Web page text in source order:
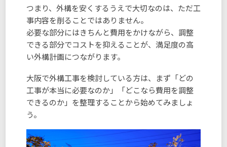
つまり、外構を安くするうえで大切なのは、ただ工
事内容を削ることではありません。
必要な部分にはきちんと費用をかけながら、調整
できる部分でコストを抑えることが、満足度の高
い外構計画につながります。
大阪で外構工事を検討している方は、まず「どの
工事が本当に必要なのか」「どこなら費用を調整
できるのか」を整理することから始めてみましょ
う。